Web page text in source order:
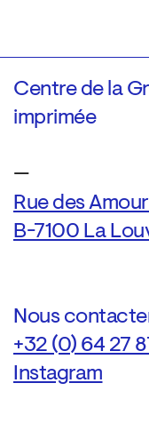
Centre de la
imprimée
—
Rue des
B-7100 La
Nous
+32 (0) 64 27
Instagram